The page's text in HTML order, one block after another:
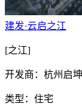
建发·云启之江
[之江]
开发商：杭州启
类型：住宅